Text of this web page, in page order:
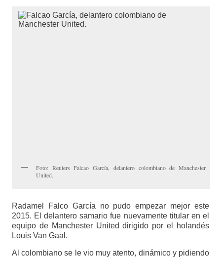
Foto: Reuters Falcao García, delantero colombiano de Manchester
United.
Radamel Falco García no pudo empezar mejor este
2015. El delantero samario fue nuevamente titular en el
equipo de Manchester United dirigido por el holandés
Louis Van Gaal.
Al colombiano se le vio muy atento, dinámico y pidiendo